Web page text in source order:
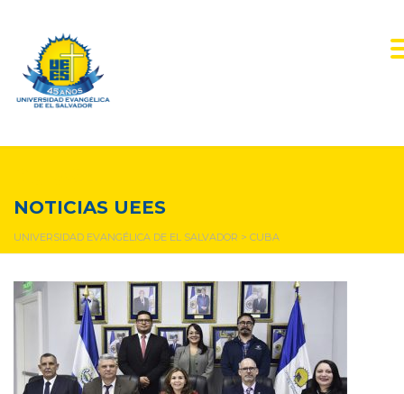
NOTICIAS UEES
UNIVERSIDAD EVANGÉLICA DE EL SALVADOR > CUBA